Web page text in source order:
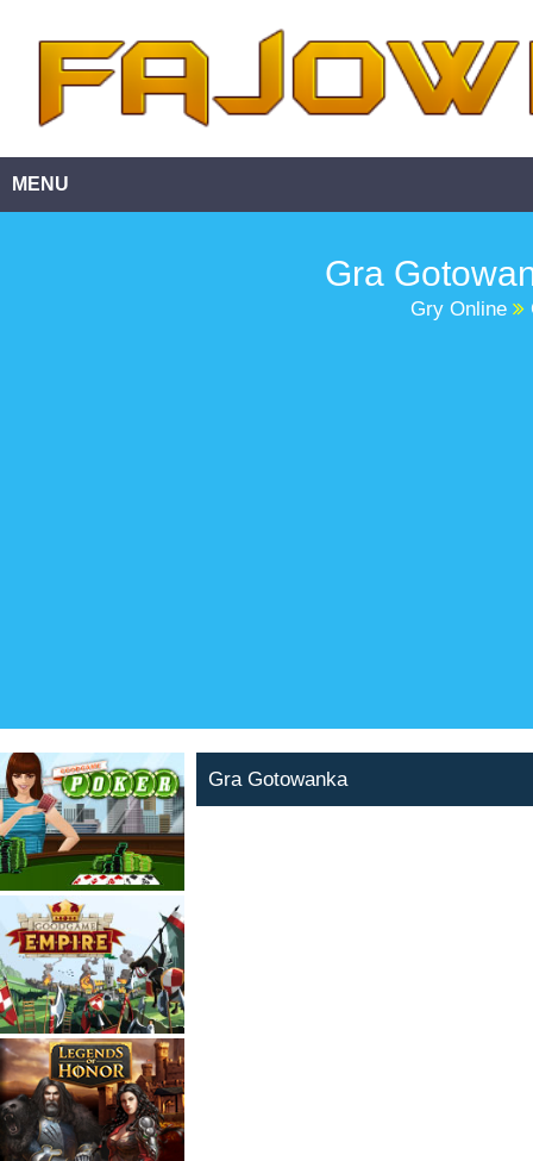
MENU
Gra
Gry Online
Gra Gotowanka